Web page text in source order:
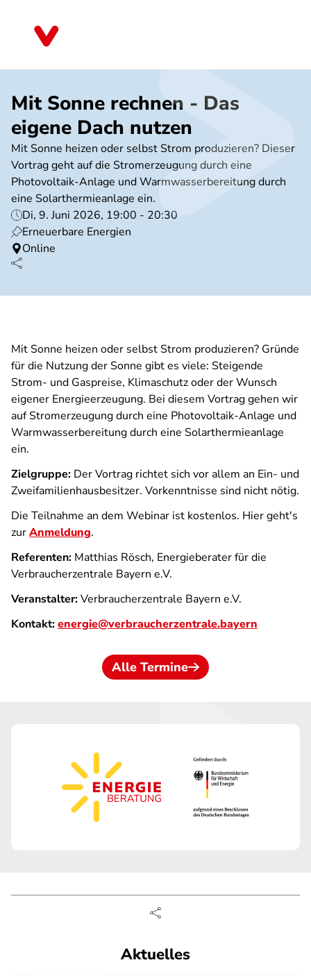
Mit Sonne rechnen - Das
eigene Dach nutzen
Mit Sonne heizen oder selbst Strom produzieren? Dieser
Vortrag geht auf die Stromerzeugung durch eine
Photovoltaik-Anlage und Warmwasserbereitung durch
eine Solarthermieanlage ein.
Di, 9. Juni 2026, 19:00 - 20:30
Erneuerbare Energien
Online
Mit Sonne heizen oder selbst Strom produzieren? Gründe
für die Nutzung der Sonne gibt es viele: Steigende
Strom- und Gaspreise, Klimaschutz oder der Wunsch
eigener Energieerzeugung. Bei diesem Vortrag gehen wir
auf Stromerzeugung durch eine Photovoltaik-Anlage und
Warmwasserbereitung durch eine Solarthermieanlage
ein.
Zielgruppe: Der Vortrag richtet sich vor allem an Ein- und
Zweifamilienhausbesitzer. Vorkenntnisse sind nicht nötig.
Die Teilnahme an dem Webinar ist kostenlos. Hier geht's
zurAnmeldung.
Referenten: Matthias Rösch, Energieberater für die
Verbraucherzentrale Bayern e.V.
Veranstalter:Verbraucherzentrale Bayern e.V.
Kontakt:energie@verbraucherzentrale.bayern
Alle Termine
Aktuelles